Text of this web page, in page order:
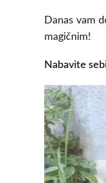
Danas vam
magičnim!
Nabavite